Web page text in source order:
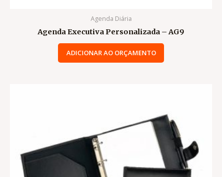
Agenda Diária
Agenda Executiva Personalizada – AG9
ADICIONAR AO ORÇAMENTO